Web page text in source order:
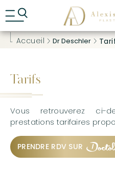
e
c
t
CONTACT
Accueil Dr Deschler
Tarifs
Vous retrouverez ci-
prestations tarifaires
PRENDRE RDV SUR